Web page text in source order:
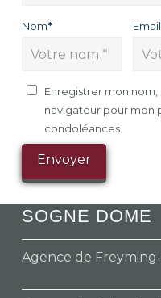
Nom*
Enregistrer mon
navigateur pour mon
condoléances.
SOGNE DOME
Agence de